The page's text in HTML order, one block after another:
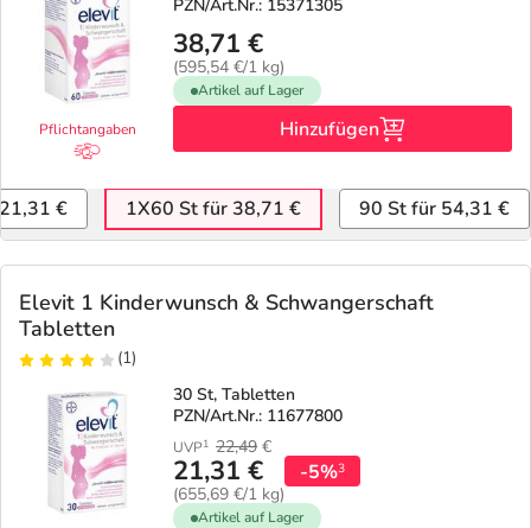
Pflichtangaben
PZN/Art.Nr.: 15371305
38,71 €
(595,54 €/1 kg)
Artikel auf Lager
Hinzufügen
€ 1X60 St für 38,71 € 90 St für 54,31 €
Elevit 1 Kinderwunsch & Schwangerschaft
Tabletten
(1)
30 St, Tabletten
PZN/Art.Nr.: 11677800
UVP1 22,49 €
21,31 €
(655,69 €/1 kg)
-5%3
Artikel auf Lager